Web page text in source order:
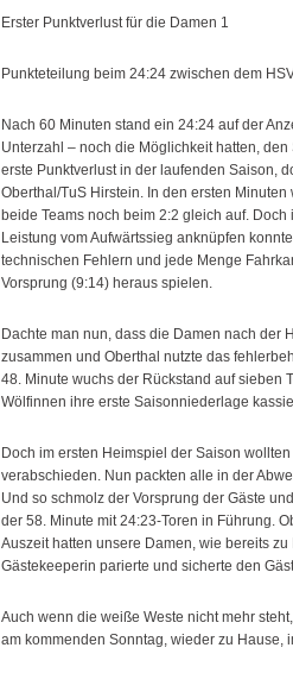
Erster Punktverlust für die Damen 1
Punkteteilung beim 24:24 zwischen dem
Nach 60 Minuten stand ein 24:24 auf der
Unterzahl – noch die Möglichkeit hatten,
erste Punktverlust in der laufenden Saison,
Oberthal/TuS Hirstein. In den ersten
beide Teams noch beim 2:2 gleich auf.
Leistung vom Aufwärtssieg anknüpfen
technischen Fehlern und jede Menge
Vorsprung (9:14) heraus spielen.
Dachte man nun, dass die Damen nach der
zusammen und Oberthal nutzte das
48. Minute wuchs der Rückstand auf sieben
Wölfinnen ihre erste Saisonniederlage
Doch im ersten Heimspiel der Saison
verabschieden. Nun packten alle in der
Und so schmolz der Vorsprung der Gäste
der 58. Minute mit 24:23-Toren in Führung.
Auszeit hatten unsere Damen, wie bereits
Gästekeeperin parierte und sicherte den
Auch wenn die weiße Weste nicht mehr
am kommenden Sonntag, wieder zu Hause,